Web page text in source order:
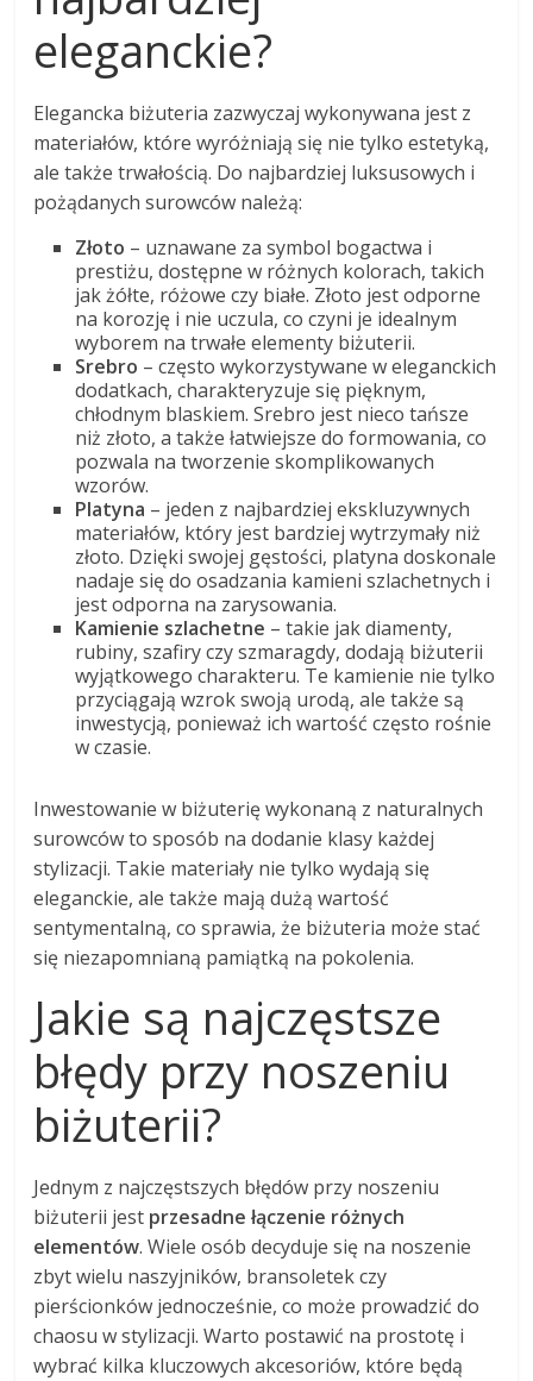
eleganckie?
Elegancka biżuteria zazwyczaj wykonywana jest z
materiałów, które wyróżniają się nie tylko estetyką,
ale także trwałością. Do najbardziej luksusowych i
pożądanych surowców należą:
Złoto – uznawane za symbol bogactwa i
prestiżu, dostępne w różnych kolorach, takich
jak żółte, różowe czy białe. Złoto jest odporne
na korozję i nie uczula, co czyni je idealnym
wyborem na trwałe elementy biżuterii.
Srebro – często wykorzystywane w eleganckich
dodatkach, charakteryzuje się pięknym,
chłodnym blaskiem. Srebro jest nieco tańsze
niż złoto, a także łatwiejsze do formowania, co
pozwala na tworzenie skomplikowanych
wzorów.
Platyna – jeden z najbardziej ekskluzywnych
materiałów, który jest bardziej wytrzymały niż
złoto. Dzięki swojej gęstości, platyna doskonale
nadaje się do osadzania kamieni szlachetnych i
jest odporna na zarysowania.
Kamienie szlachetne – takie jak diamenty,
rubiny, szafiry czy szmaragdy, dodają biżuterii
wyjątkowego charakteru. Te kamienie nie tylko
przyciągają wzrok swoją urodą, ale także są
inwestycją, ponieważ ich wartość często rośnie
w czasie.
Inwestowanie w biżuterię wykonaną z naturalnych
surowców to sposób na dodanie klasy każdej
stylizacji. Takie materiały nie tylko wydają się
eleganckie, ale także mają dużą wartość
sentymentalną, co sprawia, że biżuteria może stać
się niezapomnianą pamiątką na pokolenia.
Jakie są najczęstsze
błędy przy noszeniu
biżuterii?
Jednym z najczęstszych błędów przy noszeniu
biżuterii jest przesadne łączenie różnych
elementów. Wiele osób decyduje się na noszenie
zbyt wielu naszyjników, bransoletek czy
pierścionków jednocześnie, co może prowadzić do
chaosu w stylizacji. Warto postawić na prostotę i
wybrać kilka kluczowych akcesoriów, które będą